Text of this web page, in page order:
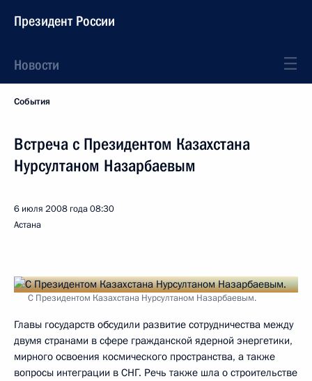
Президент России
Новости
События
Встреча с Президентом Казахстана
Нурсултаном Назарбаевым
6 июля 2008 года08:30
Астана
С Президентом Казахстана Нурсултаном Назарбаевым.
Главы государств обсудили развитие сотрудничества между
двумя странами в сфере гражданской ядерной энергетики,
мирного освоения космического пространства, а также
вопросы интеграции в СНГ. Речь также шла о строительстве